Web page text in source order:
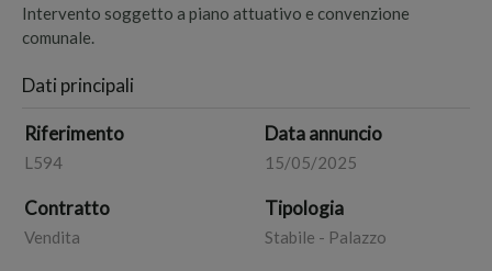
Intervento soggetto a piano attuativo e convenzione
comunale.
Dati principali
Riferimento
L594
Data annuncio
15/05/2025
Contratto
Vendita
Tipologia
Stabile - Palazzo